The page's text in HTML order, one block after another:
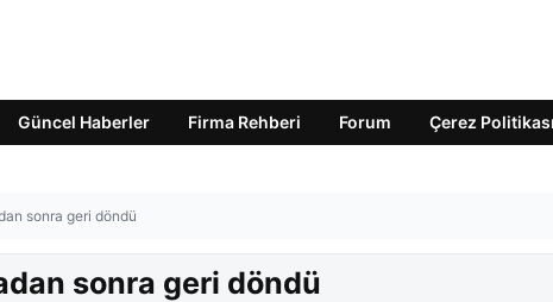
Güncel Haberler Firma Rehberi Forum Çerez Politikası
sonra geri döndü
sonra geri döndü